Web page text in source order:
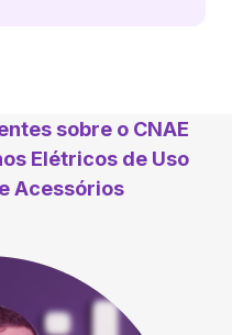
sobre o CNAE
Elétricos de Uso
Acessórios